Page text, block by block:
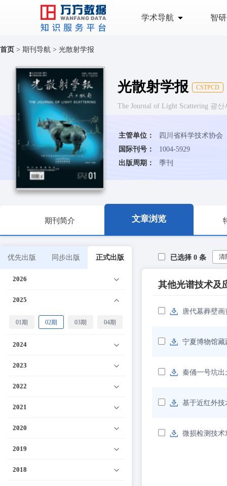
学术导航 智
首页 > 期刊导航 > 光散射学报
光散射学报 CSTPCD
The Journal of Light Scattering 광산
主管单位：
四川省科学技术协会
国际刊号：
1004-5929
出版周期：
季刊
期刊简介 文章浏览
优先出版 同步出版 正式出版
2026
2025
01期 02期 03期 04期
2024
2023
2022
2021
2020
2019
2018
已选择 0 条 清
其他光谱技术及
唐代墓葬壁
宁夏博物馆
秦俑一号坑
基于近红外
微损检测技